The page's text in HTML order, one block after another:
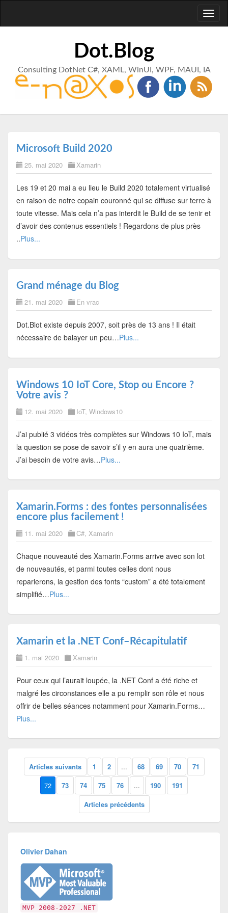
Dot.Blog
Consulting DotNet C#, XAML, WinUI, WPF, MAUI, IA
Microsoft Build 2020
25. mai 2020 Xamarin
Les 19 et 20 mai a eu lieu le Build 2020 totalement virtualisé
en raison de notre copain couronné qui se diffuse sur terre à
toute vitesse. Mais cela n’a pas interdit le Build de se tenir et
d’avoir des contenus essentiels ! Regardons de plus près
..Plus...
Grand ménage du Blog
21. mai 2020 En vrac
Dot.Blot existe depuis 2007, soit près de 13 ans ! Il était
nécessaire de balayer un peu…Plus...
Windows 10 IoT Core, Stop ou Encore ?
Votre avis ?
12. mai 2020 IoT, Windows10
J’ai publié 3 vidéos très complètes sur Windows 10 IoT, mais
la question se pose de savoir s’il y en aura une quatrième.
J’ai besoin de votre avis…Plus...
Xamarin.Forms : des fontes personnalisées
encore plus facilement !
11. mai 2020 C#, Xamarin
Chaque nouveauté des Xamarin.Forms arrive avec son lot
de nouveautés, et parmi toutes celles dont nous
reparlerons, la gestion des fonts “custom” a été totalement
simplifié…Plus...
Xamarin et la .NET Conf–Récapitulatif
1. mai 2020 Xamarin
Pour ceux qui l’aurait loupée, la .NET Conf a été riche et
malgré les circonstances elle a pu remplir son rôle et nous
offrir de belles séances notamment pour Xamarin.Forms…
Plus...
Articles suivants 1 2 ... 68 69 70
71
72
73 74 75 76 ... 190
191
Articles précédents
Olivier Dahan
MVP 2008-2027 .NET